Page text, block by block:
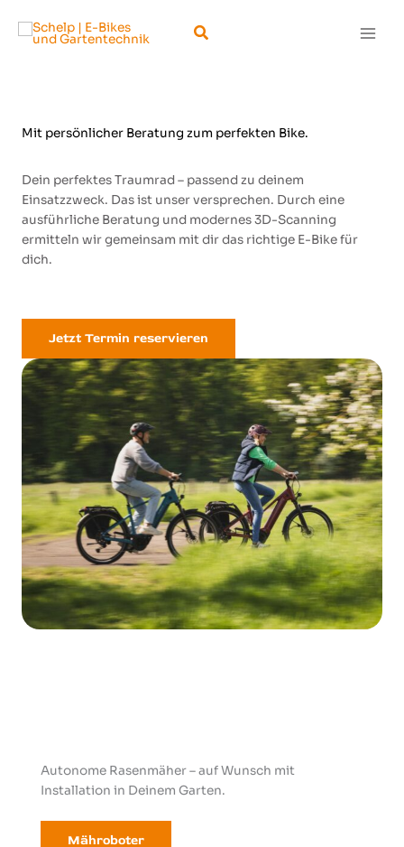
Inhalt
springen
Suchen
Mit persönlicher Beratung zum perfekten Bike.
Dein perfektes Traumrad – passend zu deinem
Einsatzzweck. Das ist unser versprechen. Durch eine
ausführliche Beratung und modernes 3D-Scanning
ermitteln wir gemeinsam mit dir das richtige E-Bike für
dich.
Jetzt Termin reservieren
Autonome Rasenmäher – auf Wunsch mit
Installation in Deinem Garten.
Mähroboter